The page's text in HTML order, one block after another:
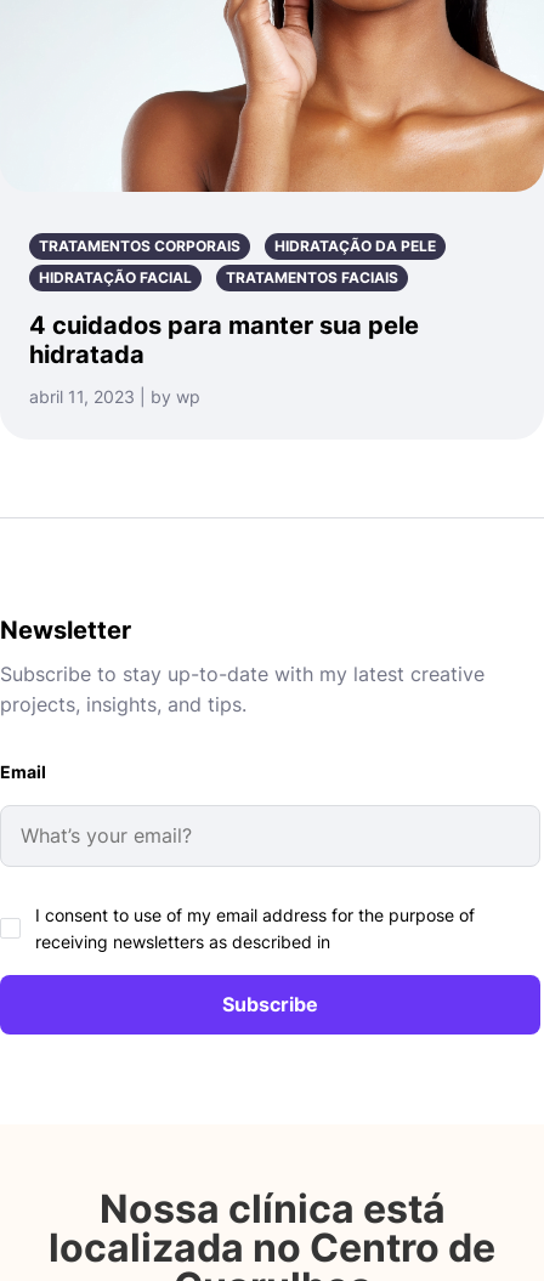
TRATAMENTOS CORPORAIS
HIDRATAÇÃO DA PELE
HIDRATAÇÃO FACIAL
TRATAMENTOS FACIAIS
4 cuidados para manter sua pele
hidratada
abril 11, 2023 | by wp
Newsletter
Subscribe to stay up-to-date with my latest creative
projects, insights, and tips.
Email
I consent to use of my email address for the purpose of
receiving newsletters as described in
Nossa clínica está
localizada no Centro de